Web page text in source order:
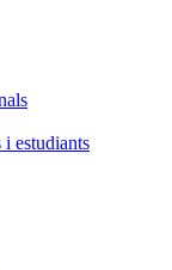
estudiants